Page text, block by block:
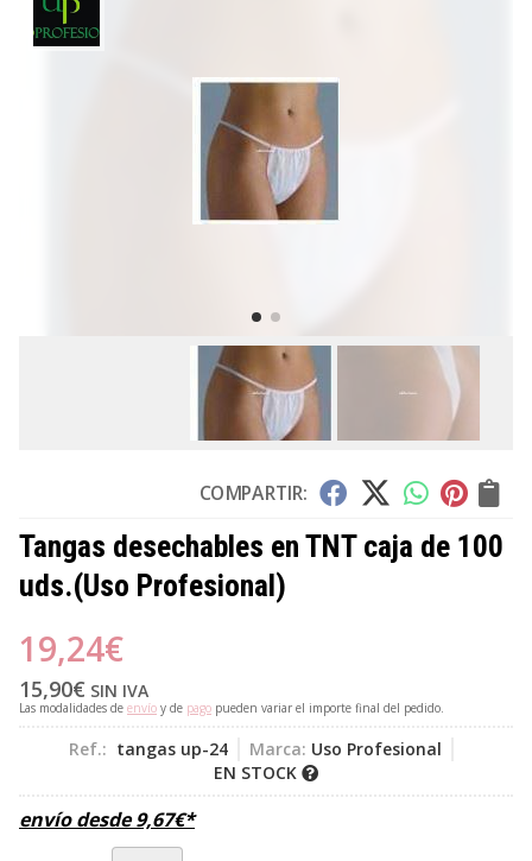
COMPARTIR:
Tangas desechables en TNT caja de 100
uds.(Uso Profesional)
19,24€
15,90€ SIN IVA
Las modalidades de envío y de pago pueden variar el importe final del pedido.
Ref.: tangas up-24 Marca: Uso Profesional
EN STOCK
envío desde9,67€*